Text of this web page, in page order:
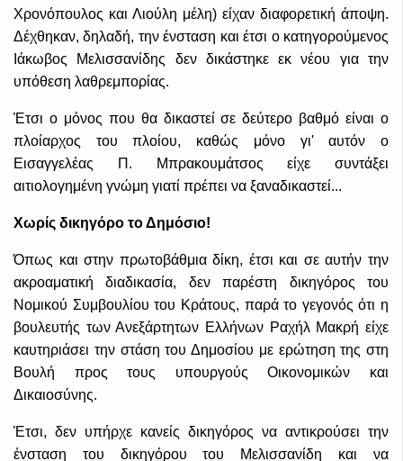
Χρονόπουλος και Λιούλη μέλη) είχαν διαφορετική άποψη.
Δέχθηκαν, δηλαδή, την ένσταση και έτσι ο κατηγορούμενος
Ιάκωβος Μελισσανίδης δεν δικάστηκε εκ νέου για την
υπόθεση λαθρεμπορίας.
Έτσι ο μόνος που θα δικαστεί σε δεύτερο βαθμό είναι ο
πλοίαρχος του πλοίου, καθώς μόνο γι' αυτόν ο
Εισαγγελέας Π. Μπρακουμάτσος είχε συντάξει
αιτιολογημένη γνώμη γιατί πρέπει να ξαναδικαστεί...
Χωρίς δικηγόρο το Δημόσιο!
Όπως και στην πρωτοβάθμια δίκη, έτσι και σε αυτήν την
ακροαματική διαδικασία, δεν παρέστη δικηγόρος του
Νομικού Συμβουλίου του Κράτους, παρά το γεγονός ότι η
βουλευτής των Ανεξάρτητων Ελλήνων Ραχήλ Μακρή είχε
καυτηριάσει την στάση του Δημοσίου με ερώτηση της στη
Βουλή προς τους υπουργούς Οικονομικών και
Δικαιοσύνης.
Έτσι, δεν υπήρχε κανείς δικηγόρος να αντικρούσει την
ένσταση του δικηγόρου του Μελισσανίδη και να